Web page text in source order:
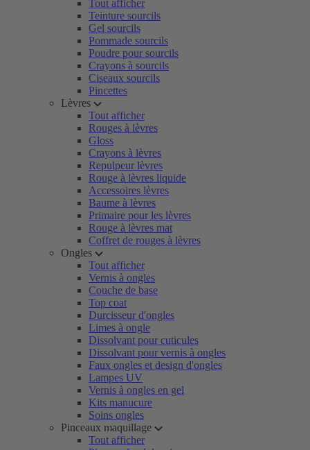
Tout afficher
Teinture sourcils
Gel sourcils
Pommade sourcils
Poudre pour sourcils
Crayons à sourcils
Ciseaux sourcils
Pincettes
Lèvres
Tout afficher
Rouges à lèvres
Gloss
Crayons à lèvres
Repulpeur lèvres
Rouge à lèvres liquide
Accessoires lèvres
Baume à lèvres
Primaire pour les lèvres
Rouge à lèvres mat
Coffret de rouges à lèvres
Ongles
Tout afficher
Vernis à ongles
Couche de base
Top coat
Durcisseur d'ongles
Limes à ongle
Dissolvant pour cuticules
Dissolvant pour vernis à ongles
Faux ongles et design d'ongles
Lampes UV
Vernis à ongles en gel
Kits manucure
Soins ongles
Pinceaux maquillage
Tout afficher